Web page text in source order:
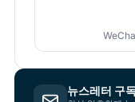
뉴스레터 구